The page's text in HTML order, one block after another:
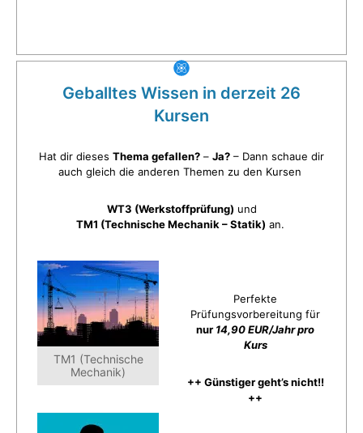
Geballtes Wissen in derzeit 26
Kursen
Hat dir dieses Thema gefallen? – Ja? – Dann schaue dir
auch gleich die anderen Themen zu den Kursen
WT3 (Werkstoffprüfung) und
TM1 (Technische Mechanik – Statik) an.
TM1 (Technische
Mechanik)
Perfekte
Prüfungsvorbereitung für
nur 14,90 EUR/Jahr pro
Kurs
++ Günstiger geht’s nicht!!
++